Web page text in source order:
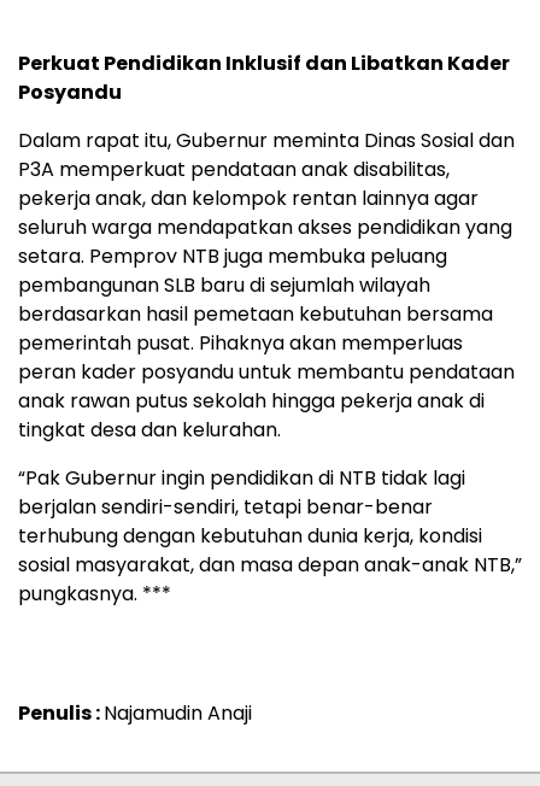
Perkuat Pendidikan Inklusif dan Libatkan Kader
Posyandu
Dalam rapat itu, Gubernur meminta Dinas Sosial dan
P3A memperkuat pendataan anak disabilitas,
pekerja anak, dan kelompok rentan lainnya agar
seluruh warga mendapatkan akses pendidikan yang
setara. Pemprov NTB juga membuka peluang
pembangunan SLB baru di sejumlah wilayah
berdasarkan hasil pemetaan kebutuhan bersama
pemerintah pusat. Pihaknya akan memperluas
peran kader posyandu untuk membantu pendataan
anak rawan putus sekolah hingga pekerja anak di
tingkat desa dan kelurahan.
“Pak Gubernur ingin pendidikan di NTB tidak lagi
berjalan sendiri-sendiri, tetapi benar-benar
terhubung dengan kebutuhan dunia kerja, kondisi
sosial masyarakat, dan masa depan anak-anak NTB,”
pungkasnya. ***
Penulis :Najamudin Anaji